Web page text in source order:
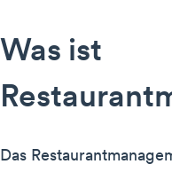
Was ist
Das